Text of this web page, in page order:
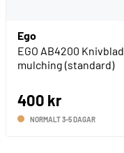
Ego
EGO AB4200 Knivblad
mulching (standard)
400 kr
NORMALT 3-5 DAGAR